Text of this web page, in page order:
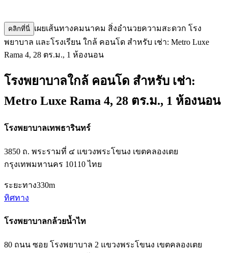
คลิกที่นี่ เผยเส้นทางคมนาคม สิ่งอำนวยความสะดวก โรง
พยาบาล และโรงเรียน ใกล้ คอนโด สำหรับ เช่า: Metro Luxe
Rama 4, 28 ตร.ม., 1 ห้องนอน
โรงพยาบาลใกล้ คอนโด สำหรับ เช่า:
Metro Luxe Rama 4, 28 ตร.ม., 1 ห้องนอน
โรงพยาบาลเทพธารินทร์
3850 ถ. พระรามที่ ๔ แขวงพระโขนง เขตคลองเตย
กรุงเทพมหานคร 10110 ไทย
ระยะทาง330m
ทิศทาง
โรงพยาบาลกล้วยน้ำไท
80 ถนน ซอย โรงพยาบาล 2 แขวงพระโขนง เขตคลองเตย